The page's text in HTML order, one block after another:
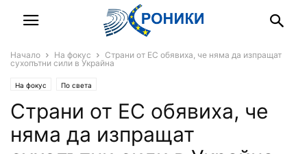
Начало На фокус
Страни от ЕС обявиха, че няма да изпращат
сухопътни сили в Украйна
На фокус По света
Страни от ЕС обявиха, че
няма да изпращат